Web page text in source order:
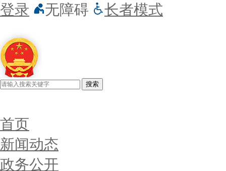
登录 无障碍 长者模式
搜索
首页
新闻动态
政务公开